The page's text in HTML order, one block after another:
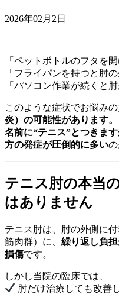
2026年02月2日
「ペットボトルのフタを開
「フライパンを持つと肘
「パソコン作業が続くと
このような症状でお悩み
炎）の可能性があります。
名前に“テニス”とつきま
方の発症が圧倒的に多いの
テニス肘の本当
はありません
テニス肘は、肘の外側に
筋肉群）に、 繰り返し負
損傷です。
しかし当院の臨床では、
肘だけ治療しても改善